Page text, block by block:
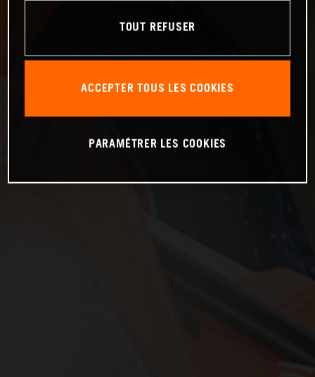
TOUT REFUSER
ACCEPTER TOUS LES COOKIES
PARAMÉTRER LES COOKIES